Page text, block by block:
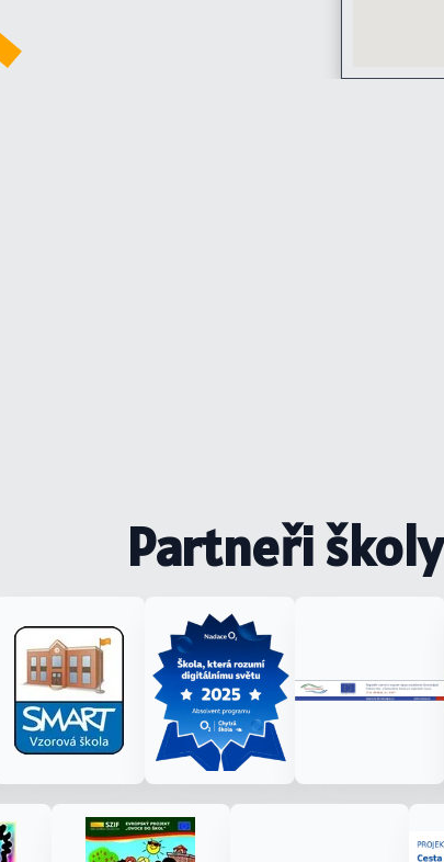
Partneři školy